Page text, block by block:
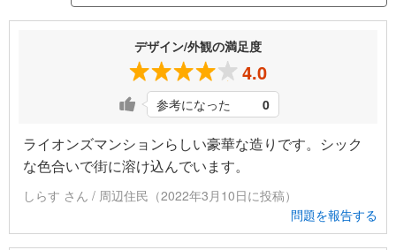
デザイン/外観の満足度
4.0
参考になった 0
ライオンズマンションらしい豪華な造りです。シック
な色合いで街に溶け込んでいます。
しらす さん / 周辺住民（2022年3月10日に投稿）
問題を報告する